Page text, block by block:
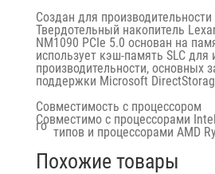
Создан для производительности
Твердотельный накопитель
NM1090 PCIe 5.0 основан на
использует кэш-память SLC для
производительности, основных
поддержки Microsoft
Совместимость с процессором
Совместимо с процессорами
го типов и процессорами AMD
Похожие товары